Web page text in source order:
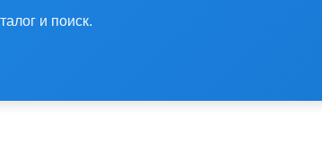
и поиск.